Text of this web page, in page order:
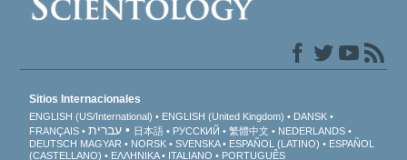
Sitios Internacionales
ENGLISH (US/International) ENGLISH (United Kingdom)
DANSK
FRANÇAIS
עברית 日本語 РУССКИЙ 繁體中文
NEDERLANDS
DEUTSCH MAGYAR NORSK SVENSKA ESPAÑOL (LATINO)
ESPAÑOL
(CASTELLANO)
ΕΛΛΗΝΙΚA ITALIANO PORTUGUÊS